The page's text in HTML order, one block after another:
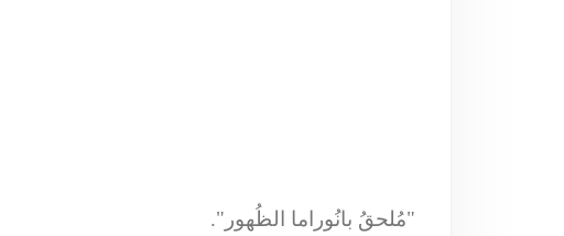
"مُلحقُ بانُوراما الظُهور".